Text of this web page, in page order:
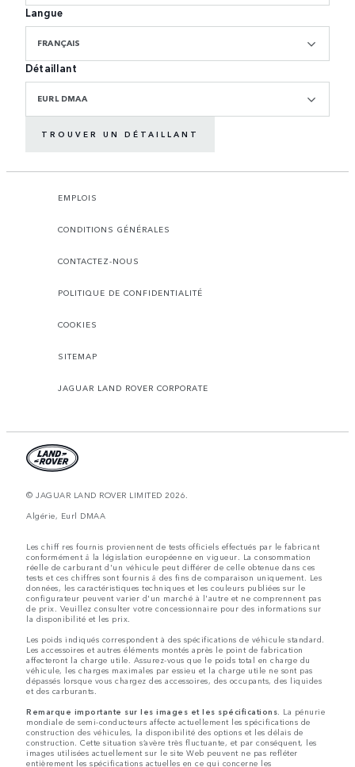
Langue
FRANÇAIS
Détaillant
EURL DMAA
TROUVER UN DÉTAILLANT
EMPLOIS
CONDITIONS GÉNÉRALES
CONTACTEZ-NOUS
POLITIQUE DE CONFIDENTIALITÉ
COOKIES
SITEMAP
JAGUAR LAND ROVER CORPORATE
© JAGUAR LAND ROVER LIMITED 2026.
Algérie, Eurl DMAA
Les chiff res fournis proviennent de tests officiels effectués par le fabricant
conformément å la législation européenne en vigueur. La consommation
réelle de carburant d'un véhicule peut différer de celle obtenue dans ces
tests et ces chiffres sont fournis å des fins de comparaison uniquement. Les
données, les caractéristiques techniques et les couleurs publiées sur le
configurateur peuvent varier d'un marché à l'autre et ne comprennent pas
de prix. Veuillez consulter votre concessionnaire pour des informations sur
la disponibilité et les prix.
Les poids indiqués correspondent à des spécifications de véhicule standard.
Les accessoires et autres éléments montés après le point de fabrication
affecteront la charge utile. Assurez-vous que le poids total en charge du
véhicule, les charges maximales par essieu et la charge utile ne sont pas
dépassés lorsque vous chargez des accessoires, des occupants, des liquides
et des carburants.
Remarque importante sur les images et les spécifications. La pénurie
mondiale de semi-conducteurs affecte actuellement les spécifications de
construction des véhicules, la disponibilité des options et les délais de
construction. Cette situation s’avère très fluctuante, et par conséquent, les
images utilisées actuellement sur le site Web peuvent ne pas refléter
entièrement les spécifications actuelles en ce qui concerne les